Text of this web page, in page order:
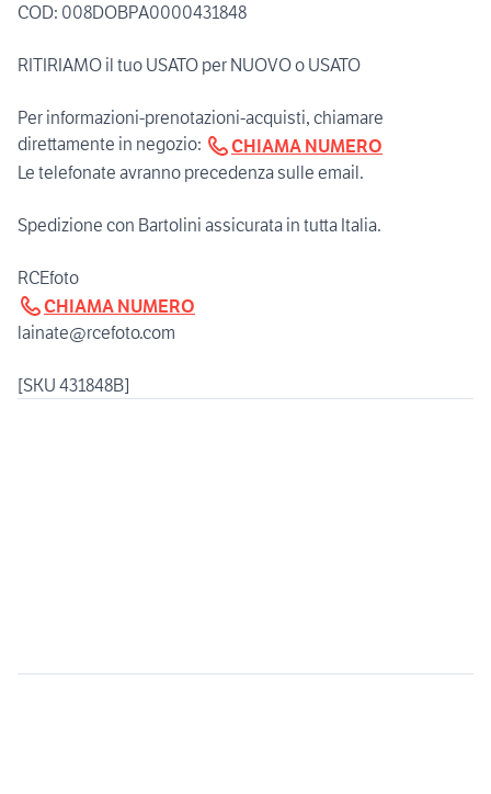
COD: 008DOBPA0000431848
RITIRIAMO il tuo USATO per NUOVO o USATO
Per informazioni-prenotazioni-acquisti, chiamare
direttamente in negozio:
CHIAMA NUMERO
Le telefonate avranno precedenza sulle email.
Spedizione con Bartolini assicurata in tutta Italia.
CHIAMA NUMERO
lainate@rcefoto.com
[SKU 431848B]